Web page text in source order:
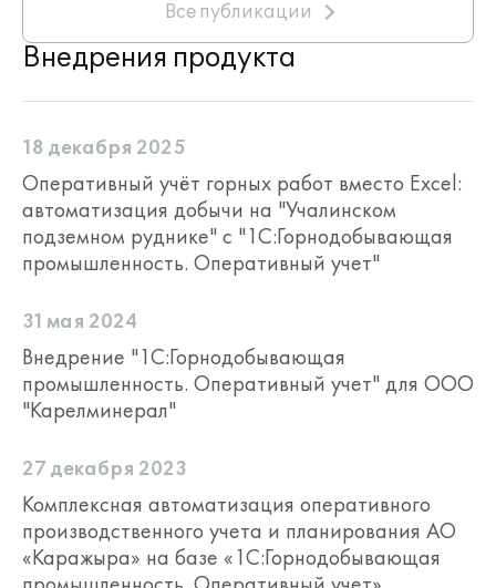
Все публикации
Внедрения продукта
18 декабря 2025
Оперативный учёт горных работ вместо Excel:
автоматизация добычи на "Учалинском
подземном руднике" с "1С:Горнодобывающая
промышленность. Оперативный учет"
31 мая 2024
Внедрение "1С:Горнодобывающая
промышленность. Оперативный учет" для ООО
"Карелминерал"
27 декабря 2023
Комплексная автоматизация оперативного
производственного учета и планирования АО
«Каражыра» на базе «1С:Горнодобывающая